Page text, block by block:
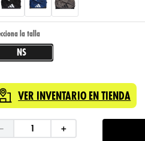
NS
VER INVENTARIO EN TIENDA
＋
－